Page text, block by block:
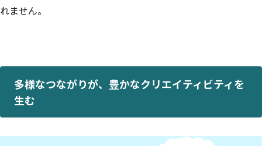
れません。
多様なつながりが、豊かなクリエイティビティを
生む